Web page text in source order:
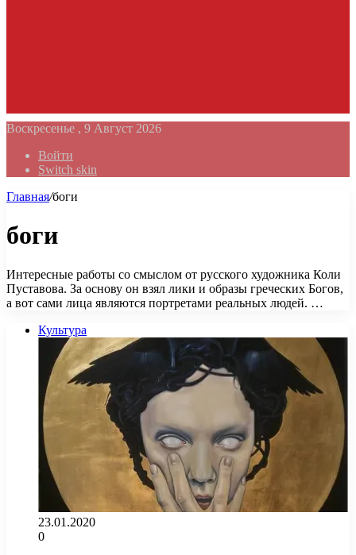
Воскресенье , 9 Август 2026
Войти
Switch skin
Главная/боги
боги
Интересные работы со смыслом от русского художника Коли
Пуставова. За основу он взял лики и образы греческих Богов,
а вот сами лица являются портретами реальных людей. …
Культура
23.01.2020
0